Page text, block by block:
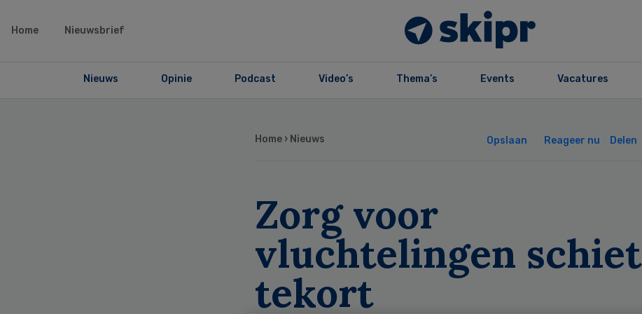
Home Nieuwsbrief
Nieuws Opinie Podcast Video’s Thema’s Events Vacatures
Home › Nieuws Opslaan Reageer nu Delen
Zorg voor
vluchtelingen schiet
tekort